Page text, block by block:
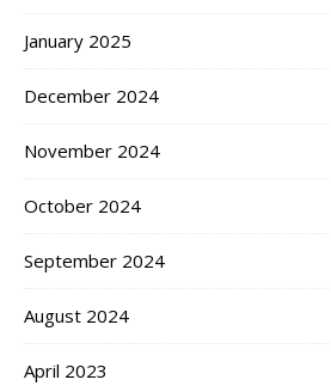
January 2025
December 2024
November 2024
October 2024
September 2024
August 2024
April 2023